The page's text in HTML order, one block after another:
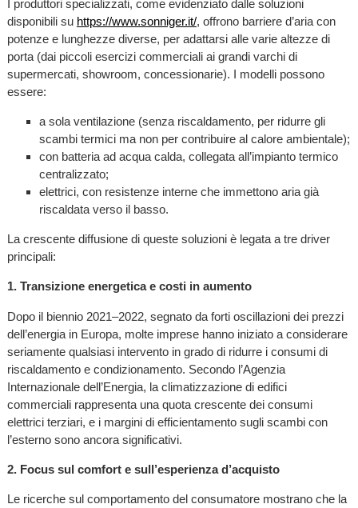
I produttori specializzati, come evidenziato dalle soluzioni
disponibili su https://www.sonniger.it/, offrono barriere d’aria con
potenze e lunghezze diverse, per adattarsi alle varie altezze di
porta (dai piccoli esercizi commerciali ai grandi varchi di
supermercati, showroom, concessionarie). I modelli possono
essere:
a sola ventilazione (senza riscaldamento, per ridurre gli
scambi termici ma non per contribuire al calore ambientale);
con batteria ad acqua calda, collegata all’impianto termico
centralizzato;
elettrici, con resistenze interne che immettono aria già
riscaldata verso il basso.
La crescente diffusione di queste soluzioni è legata a tre driver
principali:
1. Transizione energetica e costi in aumento
Dopo il biennio 2021–2022, segnato da forti oscillazioni dei prezzi
dell’energia in Europa, molte imprese hanno iniziato a considerare
seriamente qualsiasi intervento in grado di ridurre i consumi di
riscaldamento e condizionamento. Secondo l’Agenzia
Internazionale dell’Energia, la climatizzazione di edifici
commerciali rappresenta una quota crescente dei consumi
elettrici terziari, e i margini di efficientamento sugli scambi con
l’esterno sono ancora significativi.
2. Focus sul comfort e sull’esperienza d’acquisto
Le ricerche sul comportamento del consumatore mostrano che la